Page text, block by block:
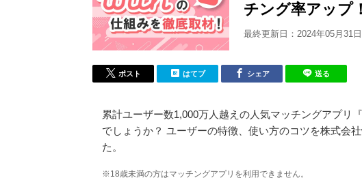
チング率アップ
最終更新日：2024年05月31日
ポスト はてブ シェア 送る
累計ユーザー数1,000万人越えの人気マッチングアプリ
でしょうか？ ユーザーの特徴、使い方のコツを株式会
た。
※18歳未満の方はマッチングアプリを利用できません。